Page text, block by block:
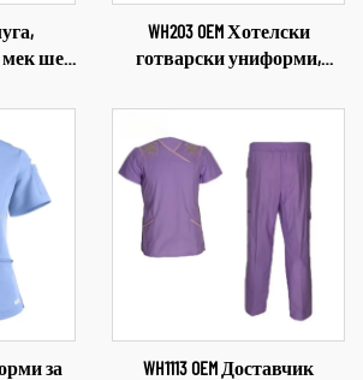
мек шел
и
мъже,
WH203 OEM Хотелски
готварски униформи,
облекло за готвене, екип за
готвачи за хранителната
промишленост,
ресторанти, дрехи за
готвачи
за
WH1113 OEM Доставчик